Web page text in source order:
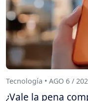
Tecnología • AGO 6 /
¿Vale la pena